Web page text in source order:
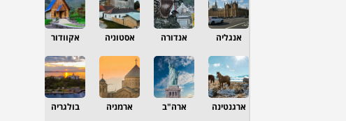
אנגליה אנדורה אסטוניה אקוודור
ארגנטינה ארה"ב ארמניה בולגריה